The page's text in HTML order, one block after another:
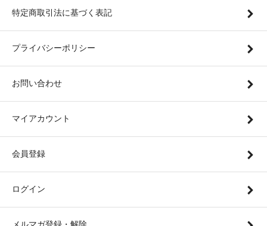
特定商取引法に基づく表記
プライバシーポリシー
お問い合わせ
マイアカウント
会員登録
ログイン